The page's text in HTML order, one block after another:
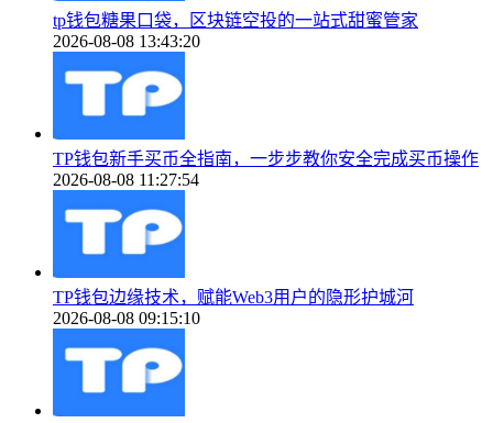
tp钱包糖果口袋，区块链空投的一站式甜蜜管家
2026-08-08 13:43:20
TP钱包新手买币全指南，一步步教你安全完成买币操作
2026-08-08 11:27:54
TP钱包边缘技术，赋能Web3用户的隐形护城河
2026-08-08 09:15:10